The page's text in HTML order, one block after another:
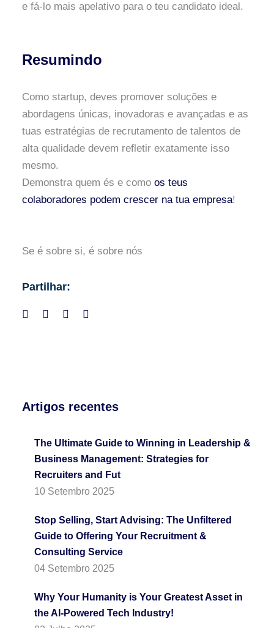
Artigos recentes
The Ultimate Guide to Winning in Leadership &
Business Management: Strategies for
Recruiters and Fut
10 Setembro 2025
Stop Selling, Start Advising: The Unfiltered
Guide to Offering Your Recruitment &
Consulting Service
04 Setembro 2025
Why Your Humanity is Your Greatest Asset in
the AI-Powered Tech Industry!
e fá-lo mais apelativo para o teu candidato ideal.
Resumindo
Como startup, deves promover soluções e
abordagens únicas, inovadoras e avançadas e as
tuas estratégias de recrutamento de talentos de
alta qualidade devem refletir exatamente isso
mesmo.
Demonstra quem és e como os teus
colaboradores podem crescer na tua empresa!
Se é sobre si, é sobre nós
Partilhar: